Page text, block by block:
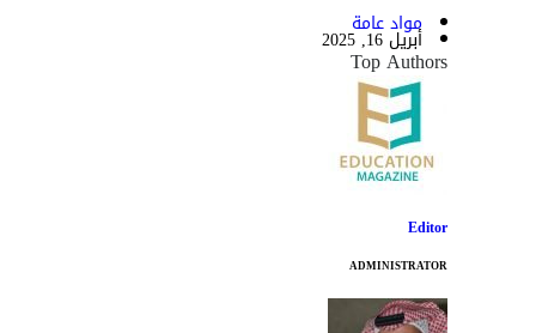
مواد عامة
أبريل 16, 2025
Top Authors
Editor
ADMINISTRATOR